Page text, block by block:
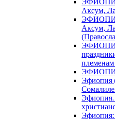
Аксум,
Аксум,
Эфиопия
Эфиопия.
Эфиопия: